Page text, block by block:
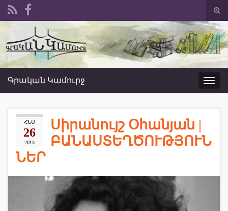
form
Search for:
Գրական Կամուրջ
ՀՆՍ
26
2013
Սիրանույշ Օհանյան |
ԲԱՆԱՍՏԵՂԾՈՒԹՅՈՒՆ
ՆԵՐ